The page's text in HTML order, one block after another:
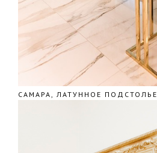
САМАРА, ЛАТУННОЕ ПОДСТОЛЬЕ